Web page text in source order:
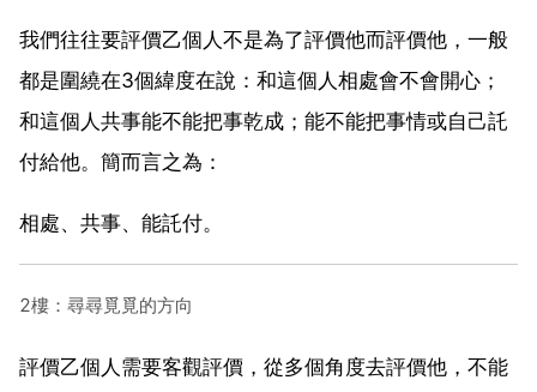
我們往往要評價乙個人不是為了評價他而評價他，一般
都是圍繞在3個緯度在說：和這個人相處會不會開心；
和這個人共事能不能把事乾成；能不能把事情或自己託
付給他。簡而言之為：
相處、共事、能託付。
2樓：尋尋覓覓的方向
評價乙個人需要客觀評價，從多個角度去評價他，不能